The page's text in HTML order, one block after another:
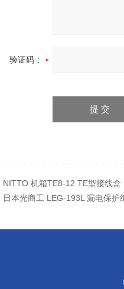
验证码：
NITTO 机箱TE8-12 TE型接线盒
日本光商工 LEG-193L 漏电保护